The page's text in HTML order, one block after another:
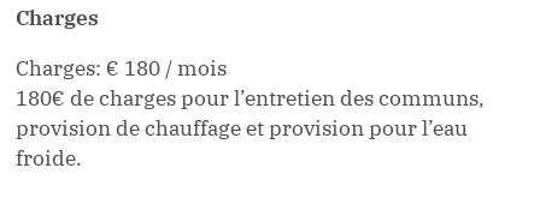
Charges
Charges: € 180/ mois
180€ de charges pour l’entretien des communs,
provision de chauffage et provision pour l’eau
froide.